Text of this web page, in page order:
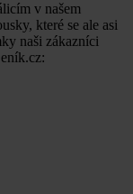
v našem
které se ale asi
naši zákazníci